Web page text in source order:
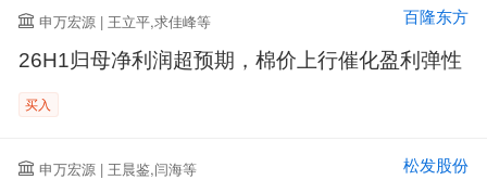
申万宏源 | 王立平,求佳峰等 百隆东方
26H1归母净利润超预期，棉价上行催化盈利弹性
买入
申万宏源 | 王晨鉴,闫海等 松发股份